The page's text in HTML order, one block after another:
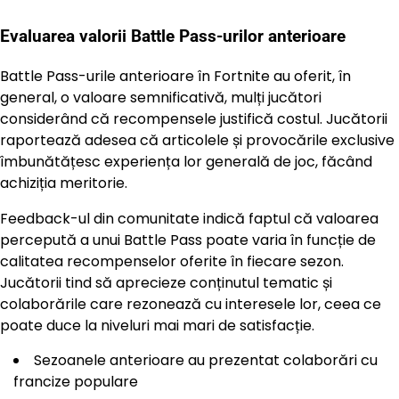
Evaluarea valorii Battle Pass-urilor anterioare
Battle Pass-urile anterioare în Fortnite au oferit, în
general, o valoare semnificativă, mulți jucători
considerând că recompensele justifică costul. Jucătorii
raportează adesea că articolele și provocările exclusive
îmbunătățesc experiența lor generală de joc, făcând
achiziția meritorie.
Feedback-ul din comunitate indică faptul că valoarea
percepută a unui Battle Pass poate varia în funcție de
calitatea recompenselor oferite în fiecare sezon.
Jucătorii tind să aprecieze conținutul tematic și
colaborările care rezonează cu interesele lor, ceea ce
poate duce la niveluri mai mari de satisfacție.
Sezoanele anterioare au prezentat colaborări cu
francize populare